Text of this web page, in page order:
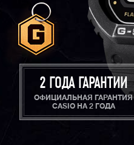
2 ГОДА ГАРАНТИИ
ОФИЦИАЛЬНАЯ ГАРАНТИЯ
CASIO НА 2 ГОДА